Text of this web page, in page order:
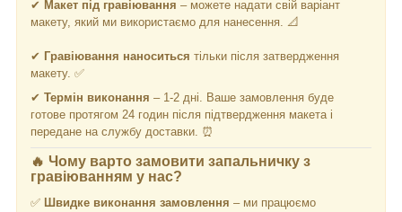
✔ Макет під гравіювання – можете надати свій варіант
макету, який ми використаємо для нанесення. 📐
✔ Гравіювання наноситься тільки після затвердження
макету. ✅
✔ Термін виконання – 1-2 дні. Ваше замовлення буде
готове протягом 24 годин після підтвердження макета і
передане на службу доставки. ⏰
🔥 Чому варто замовити запальничку з
гравіюванням у нас?
✅ Швидке виконання замовлення – ми працюємо